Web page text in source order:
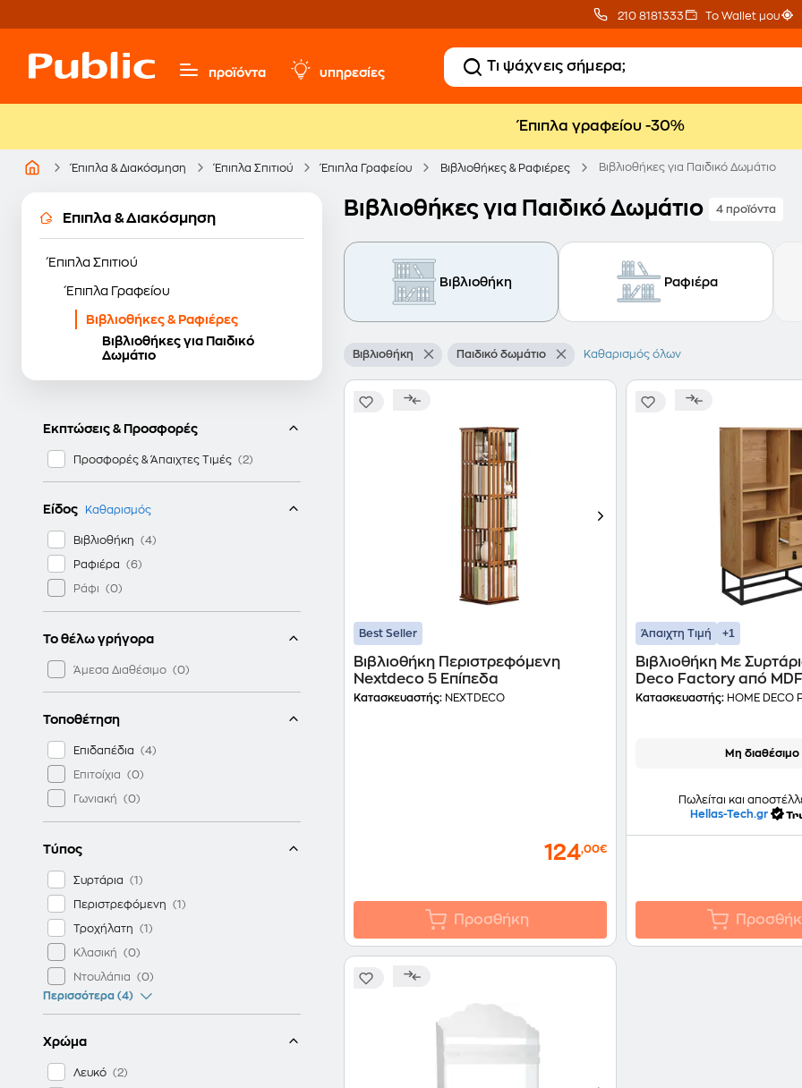
210 8181333 Το Wallet μου
προϊόντα υπηρεσίες
Έπιπλα γραφείου -30%
Έπιπλα & Διακόσμηση Έπιπλα Σπιτιού Έπιπλα Γραφείου Βιβλιοθήκες & Ραφιέρες Βιβλιοθήκες για Παιδικό Δωμάτιο
Έπιπλα & Διακόσμηση
Έπιπλα Σπιτιού
Έπιπλα Γραφείου
Βιβλιοθήκες & Ραφιέρες
Βιβλιοθήκες για Παιδικό
Δωμάτιο
Εκπτώσεις & Προσφορές
Προσφορές & Άπαιχτες Τιμές
Είδος Καθαρισμός
Βιβλιοθήκη
Ραφιέρα
Ράφι
Το θέλω γρήγορα
Άμεσα Διαθέσιμο
Τοποθέτηση
Επιδαπέδια
Επιτοίχια
Γωνιακή
Τύπος
Συρτάρια
Περιστρεφόμενη
Τροχήλατη
Κλασική
Ντουλάπια
Περισσότερα (4)
Χρώμα
Λευκό
Βιβλιοθήκες για Παιδικό Δωμάτιο 4 προϊόντα
Βιβλιοθήκη Ραφιέρα
Βιβλιοθήκη Παιδικό δωμάτιο Καθαρισμός όλων
Best Seller
Βιβλιοθήκη Περιστρεφόμενη
Nextdeco 5 Επίπεδα
Κατασκευαστής: NEXTDECO
124,00€
Προσθήκη
Άπαιχτη Τιμή +1
Βιβλιοθήκη Με
Deco Factory από
60x29x120cm -
Κατασκευαστής: HOME DECO
Μη διαθέσιμο
Πωλείται και
Hellas-Tech.gr